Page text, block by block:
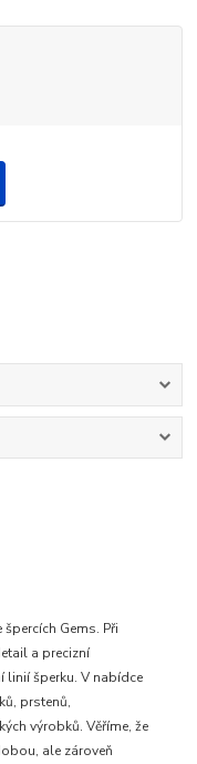
Gems. Při
a precizní
linií šperku. V nabídce
prstenů,
výrobků. Věříme, že
ale zároveň